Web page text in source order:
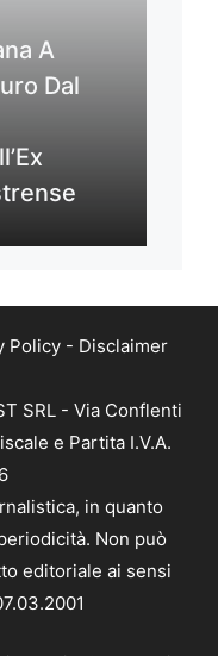
A
Dal
Policy - Disclaimer
SRL - Via Conflenti
e Partita I.V.A.
in quanto
Non può
editoriale ai sensi